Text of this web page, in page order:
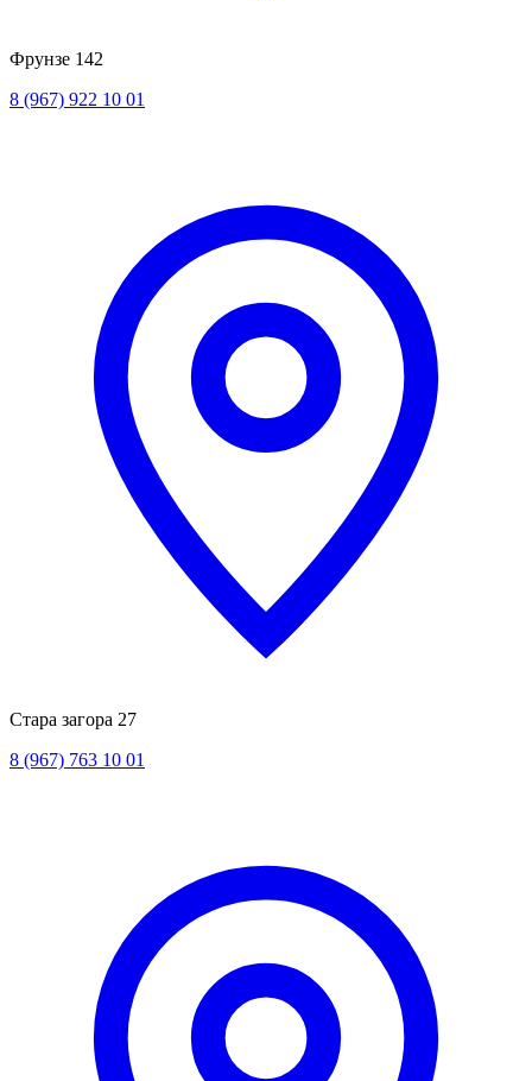
Фрунзе 142
8 (967) 922 10 01
Стара загора 27
8 (967) 763 10 01